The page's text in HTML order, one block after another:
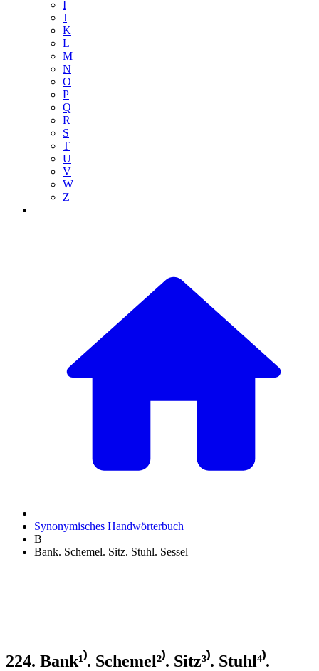
I
J
K
L
M
N
O
P
Q
R
S
T
U
V
W
Z
Synonymisches Handwörterbuch
B
Bank. Schemel. Sitz. Stuhl. Sessel
224. Bank¹⁾. Schemel²⁾. Sitz³⁾. Stuhl⁴⁾.